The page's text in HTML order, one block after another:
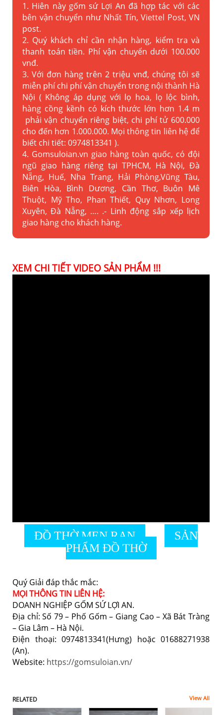
1. Hiên này gốm sứ Lợi An đã hợp tác với các
bên vận chuyển như Nhất Tín, Viettel Post, VN
post.
2. Quý khách chỉ cần nhận hàng, kiểm tra và
thanh toán tiền. Phí vận chuyển dưới 100.000
vnđ.
3. Với đơn hàng trên 2 triệu vnđ, chúng tôi sẽ
miễn phí chi phí vận chuyển trong nội thành Hà
Nội ( Không áp dụng với lọ hoa, lọ lộc bình,
hàng cồng kềnh có kích thước lớn hơn 1.4 m
phải vận chuyển riêng biệt, chi phí tử 600.000
cho đến hơn 1.000.000. Mọi thông tin liên hệ để
biết chi tiết: 0974813341 ).
4. Gomsuloian.vn giao hàng toàn quốc, có đội
ngũ giao hàng riêng tại TPHCM, Hà Nội, Đà
Nẵng, Huế, Nha Trang, Hải Phòng,Vũng Tàu,
Biên Hòa, Bình Dương, Cần Thơ, Buôn Mê
Thuột, Mỹ Tho, Phan Thiết, Quy Nhơn, Long
Xuyên, Đà Nẵng, …. .- Linh động sắp xếp lịch
giao hàng cho khách hàng.
XEM CHI TIẾT VIDEO SẢN PHẨM !!!
ĐỒ THỜ MEN RẠN
SẢN
PHẨM ĐỒ THỜ
Quý Giải đáp thắc mắc:
MỌI THÔNG TIN LIÊN HỆ:
DOANH NGHIỆP GỐM SỨ LỢI AN.
Địa chỉ: Số 79 – Phố Gốm – Giang Cao – Xã Bát Tràng
– Gia Lâm – Hà Nội.
Điện thoại: 0974813341(Hưng) hoặc 01688271938
(An).
Website: https://gomsuloian.vn/
RELATED View All